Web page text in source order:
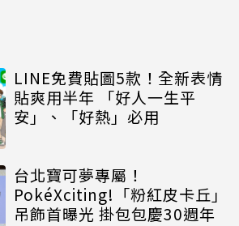
LINE免費貼圖5款！全新表情
貼爽用半年 「好人一生平
安」、「好熱」必用
台北寶可夢專屬！
PokéXciting!「粉紅皮卡丘」
吊飾首曝光 掛包包慶30週年